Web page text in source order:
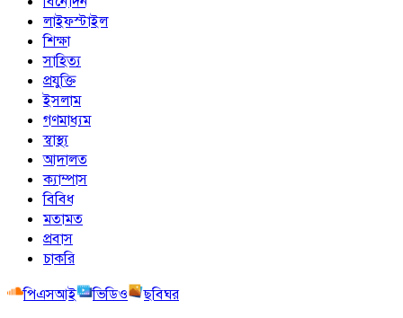
লাইফস্টাইল
শিক্ষা
সাহিত্য
প্রযুক্তি
ইসলাম
গণমাধ্যম
স্বাস্থ্য
আদালত
ক্যাম্পাস
বিবিধ
মতামত
প্রবাস
চাকরি
পিএসআই
ভিডিও
ছবিঘর